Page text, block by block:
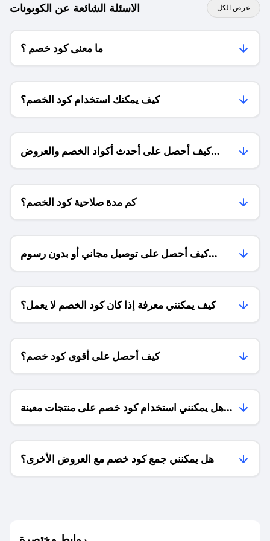
الاسئلة الشائعة عن الكوبونات عرض الكل
ما معنى كود خصم ؟
كيف يمكنك استخدام كود الخصم؟
كيف أحصل على أحدث أكواد الخصم والعروض
للمتاجر؟
كم مدة صلاحية كود الخصم؟
كيف أحصل على توصيل مجاني أو بدون رسوم
الشحن ؟
كيف يمكنني معرفة إذا كان كود الخصم لا يعمل؟
كيف أحصل على أقوى كود خصم؟
هل يمكنني استخدام كود خصم على منتجات معينة
فقط؟
هل يمكنني جمع كود خصم مع العروض الأخرى؟